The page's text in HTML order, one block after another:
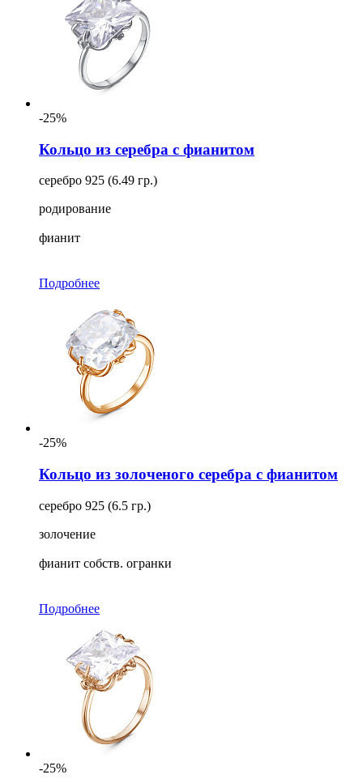
-25%
Кольцо из серебра с фианитом
серебро 925 (6.49 гр.)
родирование
фианит
Подробнее
-25%
Кольцо из золоченого серебра с фианитом
серебро 925 (6.5 гр.)
золочение
фианит собств. огранки
Подробнее
-25%